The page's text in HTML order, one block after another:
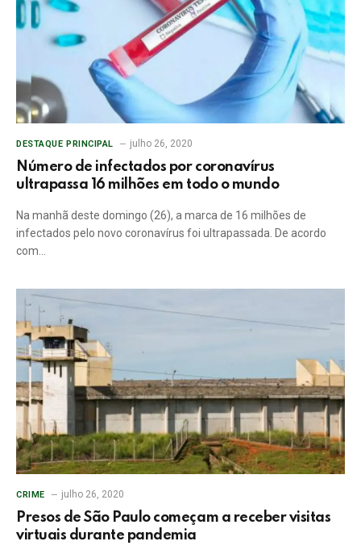
DESTAQUE PRINCIPAL julho 26, 2020
Número de infectados por coronavírus
ultrapassa 16 milhões em todo o mundo
Na manhã deste domingo (26), a marca de 16 milhões de
infectados pelo novo coronavírus foi ultrapassada. De acordo
com…
CRIME julho 26, 2020
Presos de São Paulo começam a receber visitas
virtuais durante pandemia